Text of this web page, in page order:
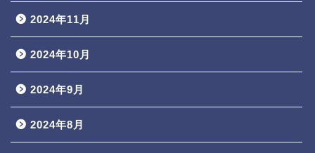
2024年11月
2024年10月
2024年9月
2024年8月